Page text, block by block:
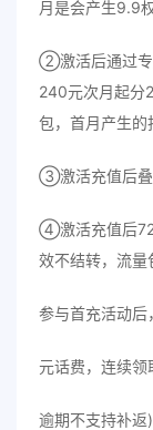
月是会产生9.9
②激活后通过专
240元次月起分
包，首月产生的
③激活充值后叠
④激活充值后72
效不结转，流
参与首充活动
元话费，连续领
逾期不支持补返)